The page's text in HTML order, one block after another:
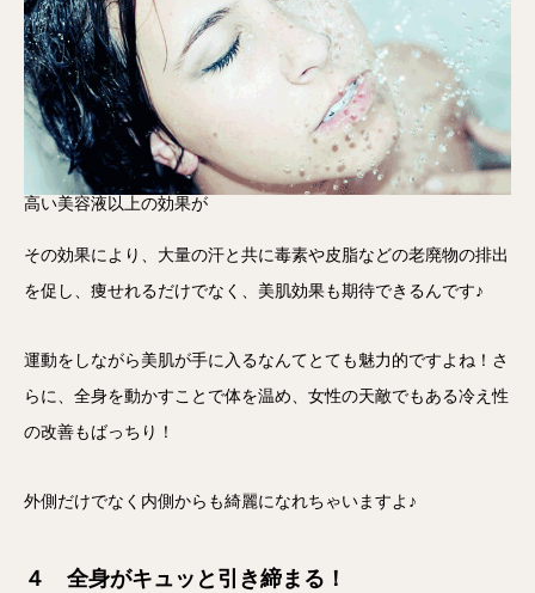
高い美容液以上の効果が
その効果により、大量の汗と共に毒素や皮脂などの老廃物の排出
を促し、痩せれるだけでなく、美肌効果も期待できるんです♪
運動をしながら美肌が手に入るなんてとても魅力的ですよね！さ
らに、全身を動かすことで体を温め、女性の天敵でもある冷え性
の改善もばっちり！
外側だけでなく内側からも綺麗になれちゃいますよ♪
４ 全身がキュッと引き締まる！